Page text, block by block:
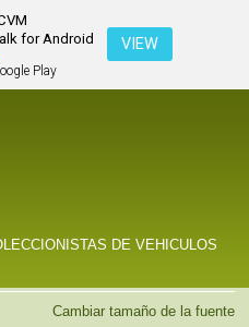
for Android
Play
VIEW
DE VEHICULOS
Cambiar tamaño de la fuente